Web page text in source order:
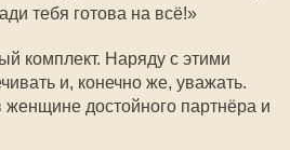
тебя готова на всё!»
комплект. Наряду с этими
и, конечно же, уважать.
достойного партнёра и